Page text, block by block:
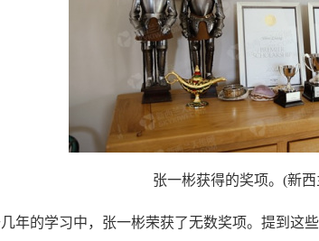
张一彬获得的奖项。(新
的学习中，张一彬荣获了无数奖项。提到这